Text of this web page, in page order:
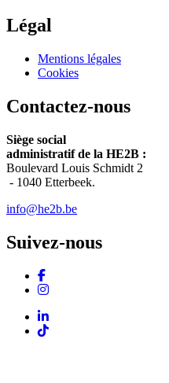
Légal
Mentions légales
Cookies
Contactez-nous
Siège social
administratif de la HE2B :
Boulevard Louis Schmidt 2
- 1040 Etterbeek.
info@he2b.be
Suivez-nous